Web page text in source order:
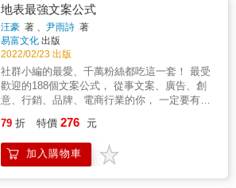
無論是人際交往、思想論述或職場溝通，都要
透過「說話」。在開口說的同時，必須同步訓
練思考與情緒感應，才能說得打動人心、言之
有物。真誠的言詞、富有同理心的話語，可以
讓我們待人處事更加圓融，人際關係也會更順
暢。能夠確切說明事理、明確表達想法，顯示
你的思考清晰、邏輯清楚。游刃有餘的說話態
力。 可惜在許多人的觀念裡，認為口才是天生
不來，後天訓練也沒有用，只有「認命」一
途！另一方面，在東方人傳統的思維中，認為
辯才無礙等於耍嘴皮子，剛毅木訥才能受人信
立蒐錄廣告史料的台灣廣告史研究中心。因
此，每年由中國文化大學廣告系系主任與廣告
系教授，帶領歷屆畢業班學生組成台灣廣告史
研究小組，以記錄廣告業傑出從業人員的寶貴
經驗為出發，希望為廣告產業與學術研究貢獻
心力。 & 台灣廣告史研究中心每年邀請廣告業
界薦舉，選出三位受業界推崇的傑出廣告人，
深入專訪後撰寫研究報告刊載於《中國廣告學
刊》，並於各屆畢業展（每年三月期間）舉辦
揚廣告人的傑出表現，不僅表達學術研究的敬
意，同時啟發學生的感恩與見賢思齊之心。 &
本書即為集結歷年採訪專文而成的專著。綜合
地表最強文案公式
汪豪 著 、尹雨詩 著
易富文化 出版
2022/02/23 出版
社群小編的最愛、千萬粉絲都吃這一套！ 最受
歡迎的188個文案公式， 從事文案、廣告、創
意、行銷、品牌、電商行業的你， 一定要有的
其嘔心瀝血，創作出無法引起共鳴的文案， 不
如從善如流、靈活套用吧！ & ■ 一個句型，數
萬種說故事的方式！ 188種句型、1,200句廣告
79 折 特價 276 元
加入購物車